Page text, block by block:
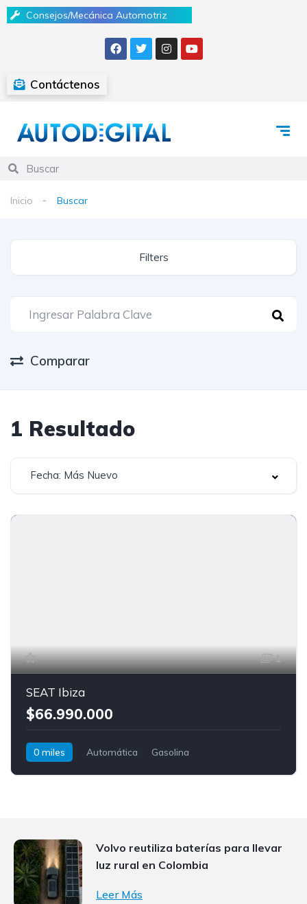
Consejos/Mecánica Automotriz
Contáctenos
Inicio Buscar
Filters
Comparar
1 Resultado
Fecha: Más Nuevo
1
SEAT Ibiza
$66.990.000
0 miles Automática
Gasolina
Volvo reutiliza baterías para llevar
luz rural en Colombia
Leer Más